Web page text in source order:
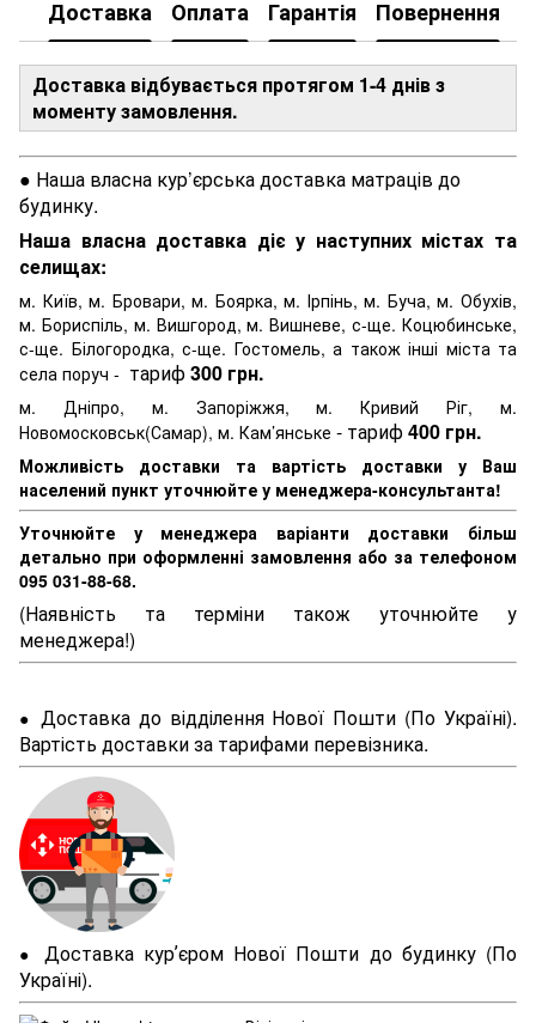
Доставка Оплата Гарантія Повернення
Доставка відбувається протягом 1-4 днів з
моменту замовлення.
● Наша власна кур’єрська доставка матраців до
будинку.
Наша власна доставка діє у наступних містах та
селищах:
м. Київ, м. Бровари, м. Боярка, м. Ірпінь, м. Буча, м. Обухів,
м. Бориспіль, м. Вишгород, м. Вишневе, с-ще. Коцюбинське,
с-ще. Білогородка, с-ще. Гостомель, а також інші міста та
села поруч - тариф300 грн.
м. Дніпро, м. Запоріжжя, м. Кривий Ріг, м.
Новомосковськ(Самар), м. Кам’янське - тариф400 грн.
Можливість доставки та вартість доставки у Ваш
населений пункт уточнюйте у менеджера-консультанта!
Уточнюйте у менеджера варіанти доставки більш
детально при оформленні замовлення або за телефоном
095 031-88-68.
(Наявність та терміни також уточнюйте у
менеджера!)
● Доставка до відділення Нової Пошти (По Україні).
Вартість доставки за тарифами перевізника.
● Доставка курʼєром Нової Пошти до будинку (По
Україні).